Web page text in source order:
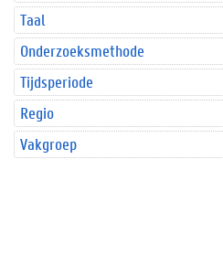
Taal
Onderzoeksmethode
Tijdsperiode
Regio
Vakgroep